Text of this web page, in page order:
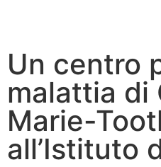
Un centro
malattia di
Marie-
all’Istituto